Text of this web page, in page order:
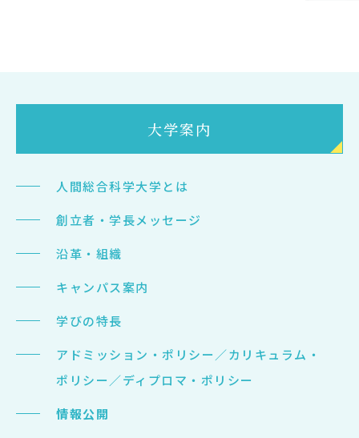
OpenCampus
Cooperation&Research
アクセス
Access
通信制 大学院
受験生の方
大学案内
人間総合科学大学とは
創立者・学長メッセージ
沿革・組織
キャンパス案内
学びの特長
アドミッション・ポリシー／カリキュラム・
ポリシー／ディプロマ・ポリシー
情報公開